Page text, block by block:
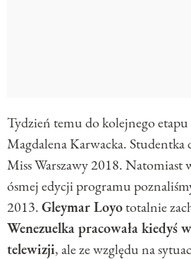
Tydzień temu do kolejnego etapu
Magdalena Karwacka. Studentka
Miss Warszawy 2018.
ósmej edycji programu
2013.Gleymar Loyototalnie
Wenezuelka pracowała kiedyś
telewizji, ale ze względu na